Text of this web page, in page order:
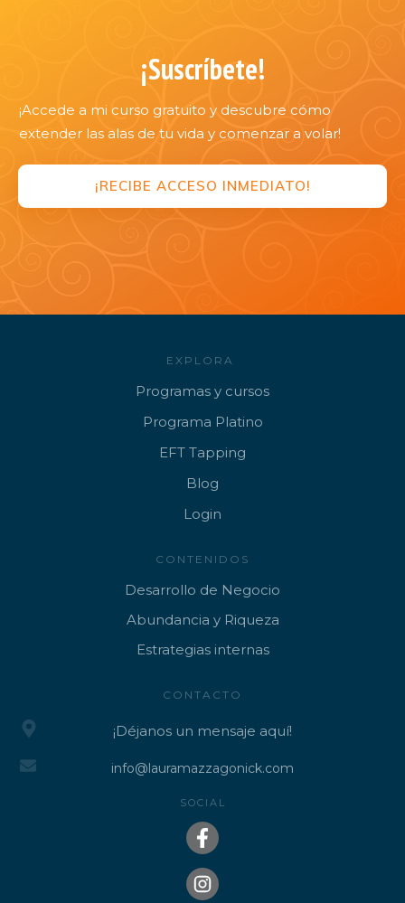
¡Suscríbete!
¡Accede a mi curso gratuito y descubre cómo
extender las alas de tu vida y comenzar a volar!
¡RECIBE ACCESO INMEDIATO!
EXPLORA
Programas y cursos
Programa Platino
EFT Tapping
Blog
Login
CONTENIDOS
Desarrollo de Negocio
Abundancia y Riqueza
Estrategias internas
CONTACTO
¡Déjanos un mensaje aquí!
info@lauramazzagonick.com
SOCIAL